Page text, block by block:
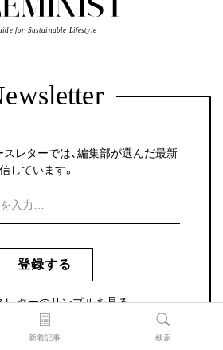
for Sustainable Lifestyle
レターでは、編集部が選んだ最新
しています。
登録する
レターのサンプルを見る
新着記事 検索